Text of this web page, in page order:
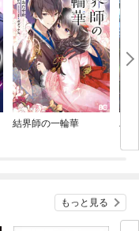
結界師の一輪華
バ
今
もっと見る